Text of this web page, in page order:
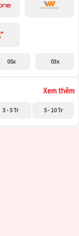
05x 03x
Xem thêm
3 - 5 Tr 5 - 10 Tr